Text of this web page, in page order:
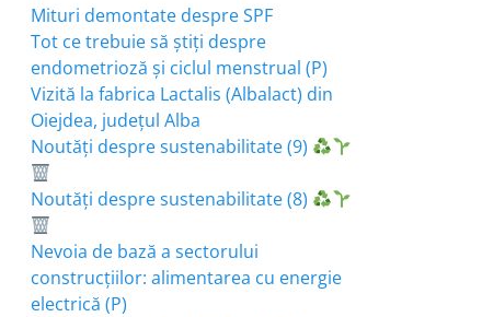
Mituri demontate despre SPF
Tot ce trebuie să știți despre
endometrioză și ciclul menstrual (P)
Vizită la fabrica Lactalis (Albalact) din
Oiejdea, județul Alba
Noutăți despre sustenabilitate (9)
Noutăți despre sustenabilitate (8)
Nevoia de bază a sectorului
construcțiilor: alimentarea cu energie
electrică (P)